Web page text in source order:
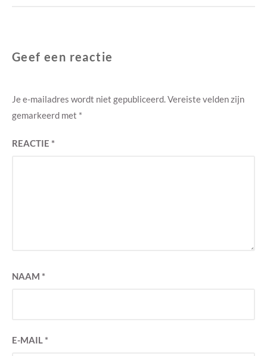
Geef een reactie
Je e-mailadres wordt niet gepubliceerd. Vereiste velden zijn
gemarkeerd met *
REACTIE *
NAAM *
E-MAIL *